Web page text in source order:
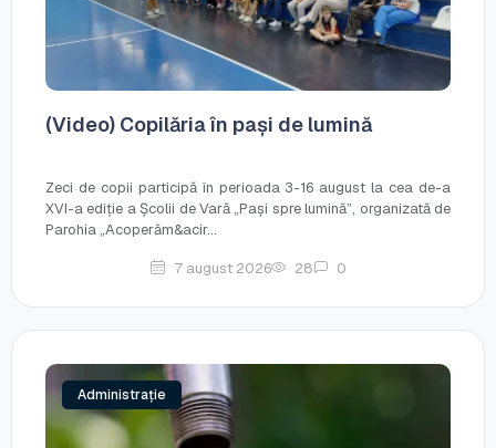
(Video) Copilăria în pași de lumină
Zeci de copii participă în perioada 3-16 august la cea de-a
XVI-a ediție a Școlii de Vară „Pași spre lumină”, organizată de
Parohia „Acoperăm&acir...
7 august 2026 28 0
Administrație